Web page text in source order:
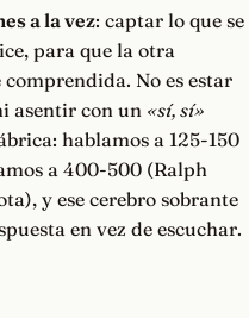
a la vez: captar lo que se
para que la otra
No es estar
asentir con un «sí, sí»
hablamos a 125-150
a 400-500 (Ralph
y ese cerebro sobrante
en vez de escuchar.